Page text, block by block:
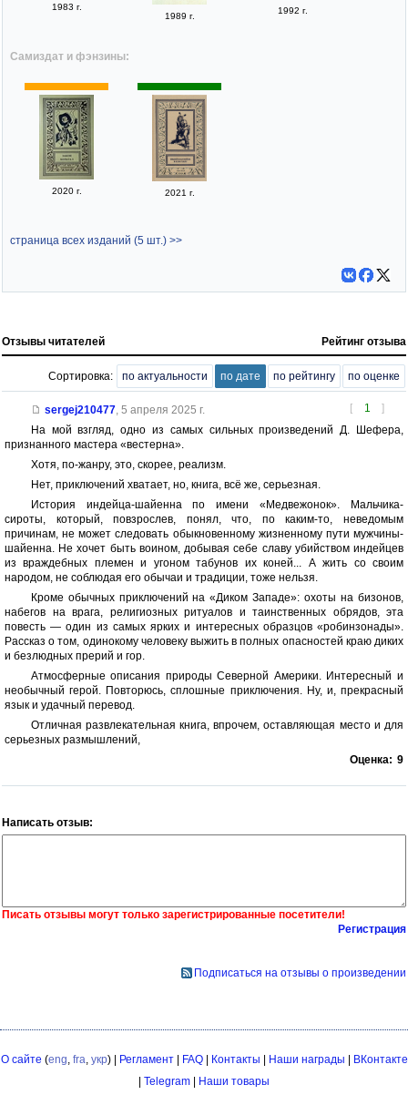
1983 г.
1989 г.
1992 г.
Самиздат и фэнзины:
2020 г. 2021 г.
страница всех изданий (5 шт.) >>
Отзывы читателей Рейтинг отзыва
Сортировка: по актуальности по дате по рейтингу по оценке
[ 1 ]
sergej210477, 5 апреля 2025 г.
На мой взгляд, одно из самых сильных произведений Д. Шефера,
признанного мастера «вестерна».
Хотя, по-жанру, это, скорее, реализм.
Нет, приключений хватает, но, книга, всё же, серьезная.
История индейца-шайенна по имени «Медвежонок». Мальчика-
сироты, который, повзрослев, понял, что, по каким-то, неведомым
причинам, не может следовать обыкновенному жизненному пути мужчины-
шайенна. Не хочет быть воином, добывая себе славу убийством индейцев
из враждебных племен и угоном табунов их коней... А жить со своим
народом, не соблюдая его обычаи и традиции, тоже нельзя.
Кроме обычных приключений на «Диком Западе»: охоты на бизонов,
набегов на врага, религиозных ритуалов и таинственных обрядов, эта
повесть — один из самых ярких и интересных образцов «робинзонады».
Рассказ о том, одинокому человеку выжить в полных опасностей краю диких
и безлюдных прерий и гор.
Атмосферные описания природы Северной Америки. Интересный и
необычный герой. Повторюсь, сплошные приключения. Ну, и, прекрасный
язык и удачный перевод.
Отличная развлекательная книга, впрочем, оставляющая место и для
серьезных размышлений,
Оценка: 9
Написать отзыв:
Писать отзывы могут только зарегистрированные посетители!
Регистрация
Подписаться на отзывы о произведении
О сайте (eng, fra, укр) | Регламент| FAQ| Контакты Наши награды
ВКонтакте
Telegram Наши товары